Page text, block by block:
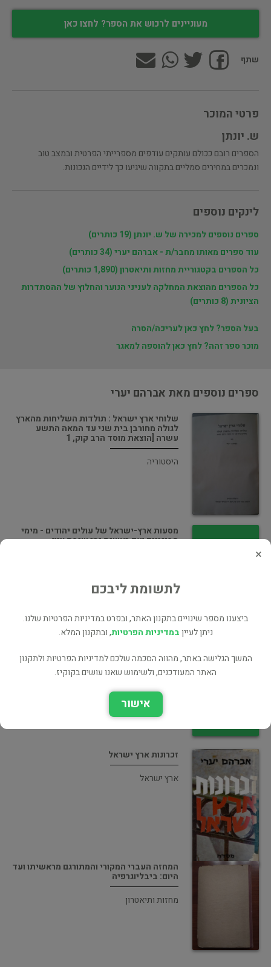
מעוניינים לרכוש את הספר? לחצו כאן
שתף
פרטי המוכר
ש. יונתן
הספרים רובם ככולם עותקים עודפים מספרייתי הפרטית ובמצב טוב
ונמכרים במחירים סמליים בתקווה שיגיעו כך לידיים הנכונות.
לינקים נוספים
ספרים נוספים למכירה של ש. יונתן (19 כותרים)
עוד ספרים מאותו מחבר/ת - אברהם יערי (34 כותרים)
כל הספרים בקטגוריית מחזות ותיאטרון (1,890 כותרים)
כל הספרים מהוצאת המחלקה לעניני הנוער והחלוץ של ההסתדרות
הציונית (8 כותרים)
בעל הספר? לחץ כאן לעריכה/הסרה
מוכר ספר זהה? לחץ כאן להוספה למאגר
ספרים נוספים מאת אברהם יערי
שלוחי ארץ ישראל : תולדות השליחות מהארץ
לגולה מחורבן בית שני עד המאה התשע
עשרה [הוצאת מוסד הרב קוק, 1
היסטוריה
מסעות ארץ-ישראל של עולים יהודים - מימי
הבינייים ועד ראשית ימי שיבת ציון
ארץ ישראל
זכרונות ארץ ישראל
ארץ ישראל
המחזה העברי המקורי והמתורגם מראשיתו ועד
היום: ביבליוגרפיה
מחזות ותיאטרון
×
לתשומת ליבכם
ביצענו מספר שינויים בתקנון האתר, ובפרט במדיניות הפרטיות שלנו.
ניתן לעייןבמדיניות הפרטיות, ובתקנון המלא.
המשך הגלישה באתר, מהווה הסכמה שלכם למדיניות הפרטיות ולתקנון
האתר המעודכנים, ולשימוש שאנו עושים בקוקיז.
אישור